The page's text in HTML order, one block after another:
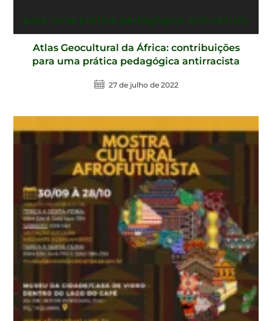
Atlas Geocultural da África: contribuições
para uma prática pedagógica antirracista
27 de julho de 2022